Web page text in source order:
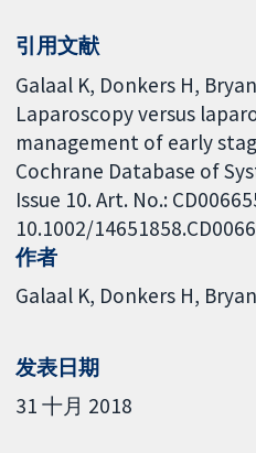
引用文献
Galaal K, Donkers H,
Laparoscopy versus
management of early
Cochrane Database of
Issue 10. Art. No.:
10.1002/
作者
Galaal K Donkers H
发表日期
31 十月 2018